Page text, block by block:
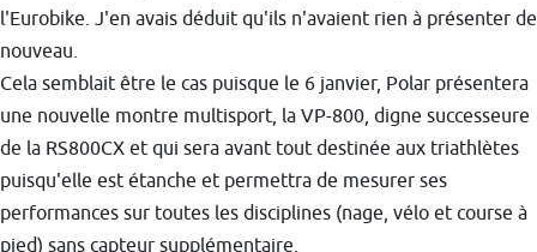
l'Eurobike. J'en avais déduit qu'ils n'avaient rien à présenter de
nouveau.
Cela semblait être le cas puisque le 6 janvier, Polar présentera
une nouvelle montre multisport, la VP-800, digne successeure
de la RS800CX et qui sera avant tout destinée aux triathlètes
puisqu'elle est étanche et permettra de mesurer ses
performances sur toutes les disciplines (nage, vélo et course à
pied) sans capteur supplémentaire.